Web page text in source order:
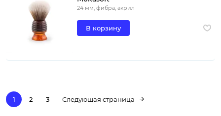
24 мм, фибра, акрил
В корзину
1 2 3 Следующая страница